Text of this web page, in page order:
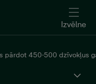
Izvēlne
pārdot 450-500 dzīvokļus